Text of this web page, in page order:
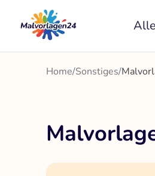
Inhalt
springen
Home/Sonstiges/